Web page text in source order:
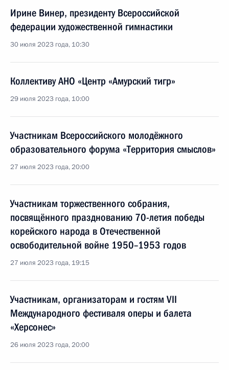
Ирине Винер, президенту Всероссийской
федерации художественной гимнастики
30 июля 2023 года, 10:30
Коллективу АНО «Центр «Амурский тигр»
29 июля 2023 года, 10:00
Участникам Всероссийского молодёжного
образовательного форума «Территория смыслов»
27 июля 2023 года, 20:00
Участникам торжественного собрания,
посвящённого празднованию 70-летия победы
корейского народа в Отечественной
освободительной войне 1950–1953 годов
27 июля 2023 года, 19:15
Участникам, организаторам и гостям VII
Международного фестиваля оперы и балета
«Херсонес»
26 июля 2023 года, 20:00